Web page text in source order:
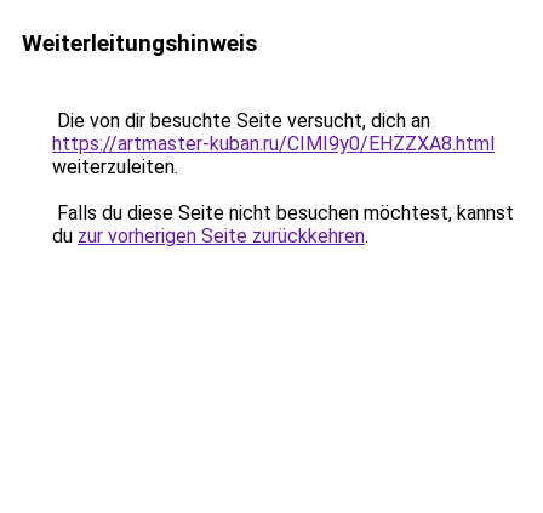
Weiterleitungshinweis
Die von dir besuchte Seite versucht, dich an
https://artmaster-kuban.ru/CIMI9y0/EHZZXA8.html
weiterzuleiten.
Falls du diese Seite nicht besuchen möchtest, kannst
du zur vorherigen Seite zurückkehren.